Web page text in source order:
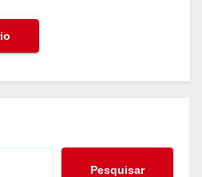
Pesquisar